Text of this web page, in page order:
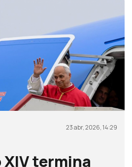
23 abr, 2026, 14:29
XIV termina